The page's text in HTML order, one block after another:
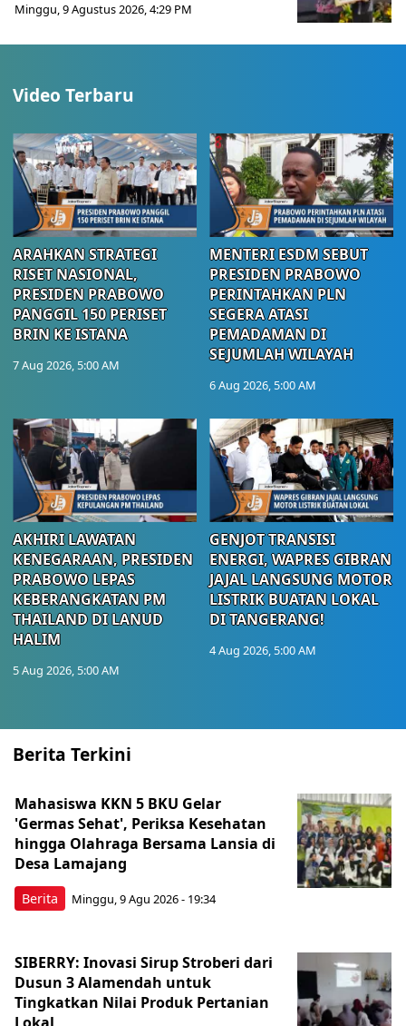
Minggu, 9 Agustus 2026, 4:29 PM
Video Terbaru
ARAHKAN STRATEGI
RISET NASIONAL,
PRESIDEN PRABOWO
PANGGIL 150 PERISET
BRIN KE ISTANA
7 Aug 2026, 5:00 AM
MENTERI ESDM SEBUT
PRESIDEN PRABOWO
PERINTAHKAN PLN
SEGERA ATASI
PEMADAMAN DI
SEJUMLAH WILAYAH
6 Aug 2026, 5:00 AM
AKHIRI LAWATAN
KENEGARAAN, PRESIDEN
PRABOWO LEPAS
KEBERANGKATAN PM
THAILAND DI LANUD
HALIM
5 Aug 2026, 5:00 AM
GENJOT TRANSISI
ENERGI, WAPRES GIBRAN
JAJAL LANGSUNG MOTOR
LISTRIK BUATAN LOKAL
DI TANGERANG!
4 Aug 2026, 5:00 AM
Berita Terkini
Berita
Mahasiswa KKN 5 BKU Gelar
'Germas Sehat', Periksa Kesehatan
hingga Olahraga Bersama Lansia di
Desa Lamajang
Minggu, 9 Agu 2026 - 19:34
SIBERRY: Inovasi Sirup Stroberi dari
Dusun 3 Alamendah untuk
Tingkatkan Nilai Produk Pertanian